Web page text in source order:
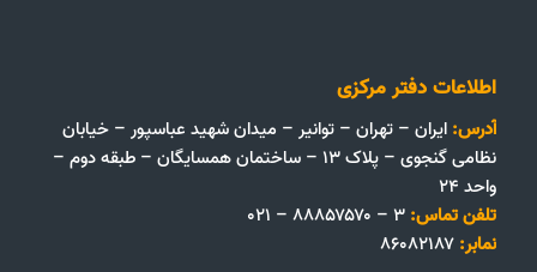
اطلاعات دفتر مرکزی
آدرس: ایران – تهران – توانیر – میدان شهید عباسپور – خیابان
نظامی گنجوی – پلاک ۱۳ – ساختمان همسایگان – طبقه دوم –
واحد ۲۴
تلفن تماس:
نمابر: